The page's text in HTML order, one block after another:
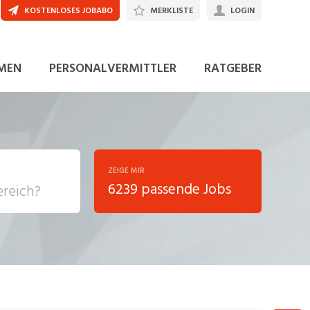
PERSONALVERMITTLER RATGEBER
KOSTENLOSES JOBABO MERKLISTE LOGIN
ZEIGE MIR
6239 passende Jobs
JETZT BEWERBEN